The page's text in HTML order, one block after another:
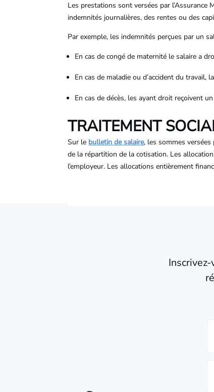
Les prestations sont versées par l’Assurance
indemnités journalières, des rentes ou des
Par exemple, les indemnités perçues par un
En cas de congé de maternité le salaire a
En cas de maladie ou d’accident du travail,
En cas de décès, les ayant droit reçoivent
TRAITEMENT
Sur le bulletin de salaire, les sommes
de la répartition de la cotisation. Les
l’employeur. Les allocations entièrement